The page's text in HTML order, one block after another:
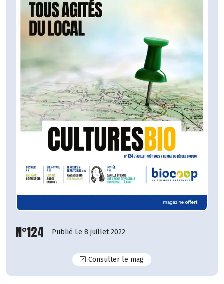
N°124 Publié Le 8 juillet 2022
Consulter le magN°124